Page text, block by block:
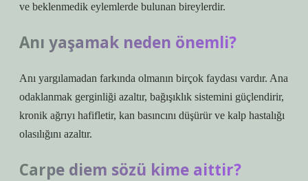
ve beklenmedik eylemlerde bulunan bireylerdir.
Anı yaşamak neden önemli?
Anı yargılamadan farkında olmanın birçok faydası vardır. Ana
odaklanmak gerginliği azaltır, bağışıklık sistemini güçlendirir,
kronik ağrıyı hafifletir, kan basıncını düşürür ve kalp hastalığı
olasılığını azaltır.
Carpe diem sözü kime aittir?